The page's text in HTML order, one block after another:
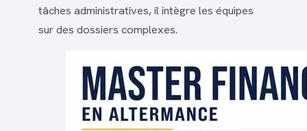
tâches administratives, il intègre les équipes
sur des dossiers complexes.